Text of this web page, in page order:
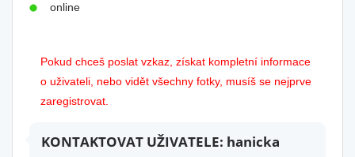
online
Pokud chceš poslat vzkaz, získat kompletní informace
o uživateli, nebo vidět všechny fotky, musíš se nejprve
zaregistrovat.
KONTAKTOVAT UŽIVATELE: hanicka